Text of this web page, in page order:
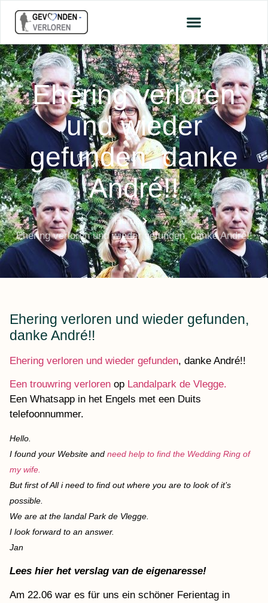
Ehering verloren
und wieder
gefunden, danke
André!!
Home
Ehering verloren und wieder gefunden, danke André!!
Ehering verloren und wieder gefunden,
danke André!!
Ehering verloren und wieder gefunden, danke André!!
Een trouwring verloren op Landalpark de Vlegge.
Een Whatsapp in het Engels met een Duits
telefoonnummer.
Hello.
I found your Website and need help to find the Wedding Ring of
my wife.
But first of All i need to find out where you are to look of it’s
possible.
We are at the landal Park de Vlegge.
I look forward to an answer.
Jan
Lees hier het verslag van de eigenaresse!
Am 22.06 war es für uns ein schöner Ferientag in